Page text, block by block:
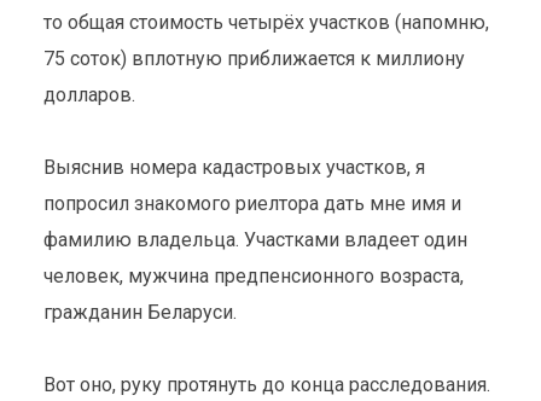
то общая стоимость четырёх участков (напомню,
75 соток) вплотную приближается к миллиону
долларов.
Выяснив номера кадастровых участков, я
попросил знакомого риелтора дать мне имя и
фамилию владельца. Участками владеет один
человек, мужчина предпенсионного возраста,
гражданин Беларуси.
Вот оно, руку протянуть до конца расследования.